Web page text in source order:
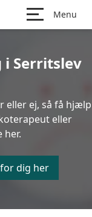
Menu
i Serritslev
eller ej, så få hjælp
eller
her.
dig her